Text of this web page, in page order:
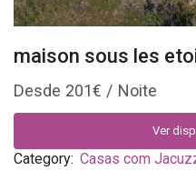
maison sous les
201€
Ver
Category: Casas com